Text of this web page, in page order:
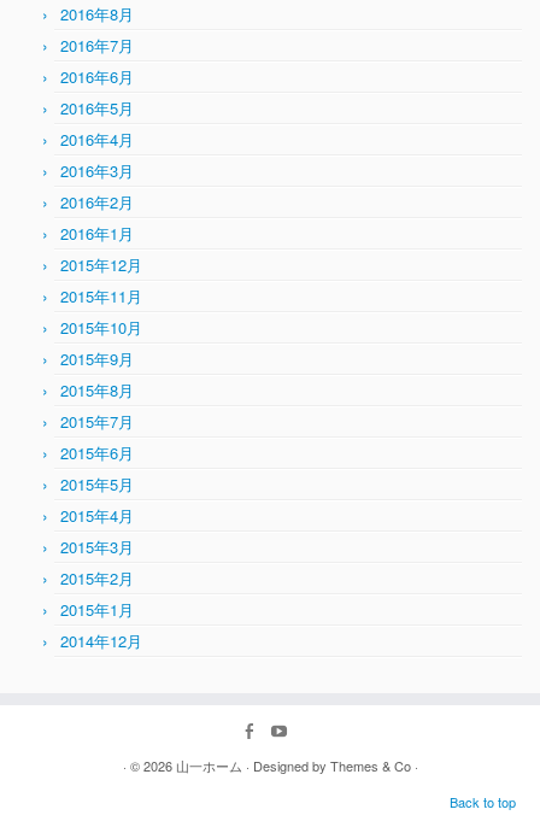
2016年8月
2016年7月
2016年6月
2016年5月
2016年4月
2016年3月
2016年2月
2016年1月
2015年12月
2015年11月
2015年10月
2015年9月
2015年8月
2015年7月
2015年6月
2015年5月
2015年4月
2015年3月
2015年2月
2015年1月
2014年12月
· © 2026 山一ホーム · Designed by Themes & Co·
Back to top